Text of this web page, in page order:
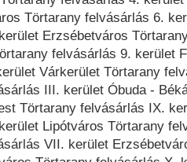
Törtarany felvásárlás 6.
Erzsébetváros
felvásárlás 9. kerület
Várkerület Törtarany
III. kerület Óbuda -
Törtarany felvásárlás IX.
Lipótváros Törtarany
VII. kerület